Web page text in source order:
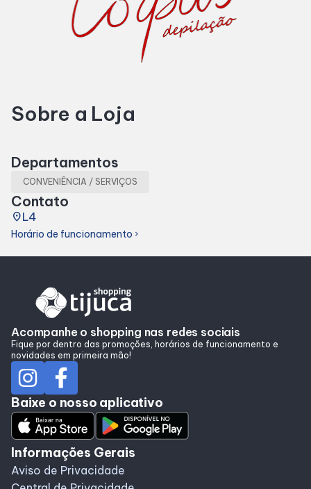
Cinema
Eventos
Alimentação
Taste
Programa de benefícios
Sobre a Loja
Departamentos
CONVENIÊNCIA / SERVIÇOS
Contato
placeL4
Horário de funcionamento chevron_right
Acompanhe o shopping nas redes sociais
Fique por dentro das promoções, horários de funcionamento e
novidades em primeira mão!
Baixe o nosso aplicativo
Informações Gerais
Aviso de Privacidade